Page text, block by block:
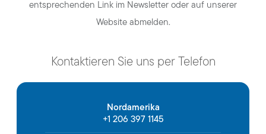
entsprechenden Link im Newsletter oder auf unserer
Website abmelden.
Kontaktieren Sie uns per Telefon
Nordamerika
+1 206 397 1145